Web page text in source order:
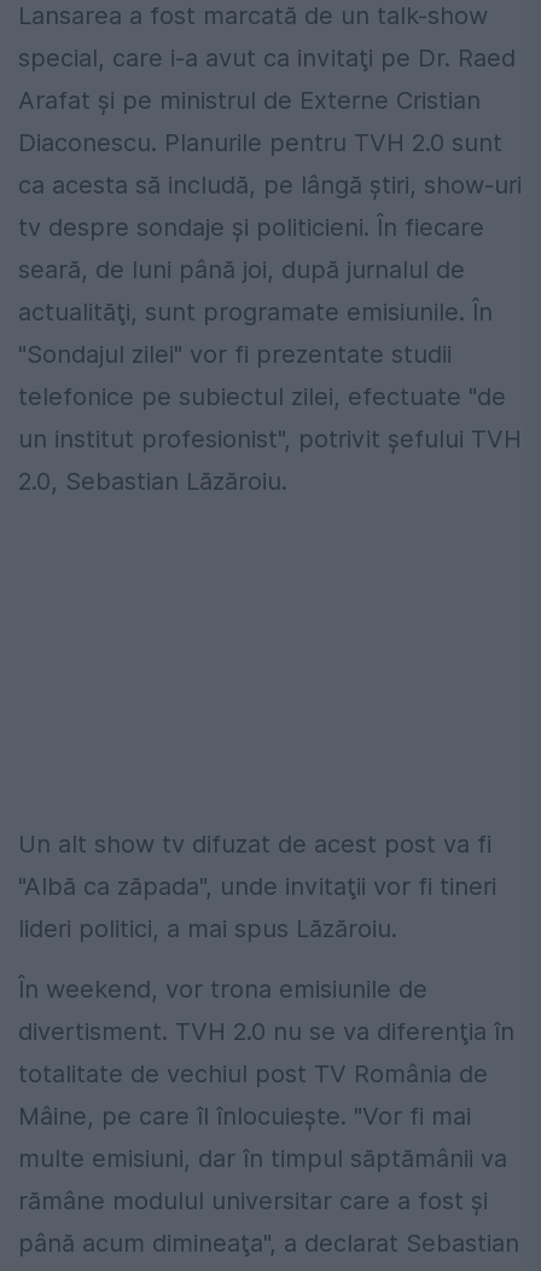
Lansarea a fost marcată de un talk-show
special, care i-a avut ca invitaţi pe Dr. Raed
Arafat şi pe ministrul de Externe Cristian
Diaconescu. Planurile pentru TVH 2.0 sunt
ca acesta să includă, pe lângă ştiri, show-uri
tv despre sondaje şi politicieni. În fiecare
seară, de luni până joi, după jurnalul de
actualităţi, sunt programate emisiunile. În
"Sondajul zilei" vor fi prezentate studii
telefonice pe subiectul zilei, efectuate "de
un institut profesionist", potrivit şefului TVH
2.0, Sebastian Lăzăroiu.
Un alt show tv difuzat de acest post va fi
"Albă ca zăpada", unde invitaţii vor fi tineri
lideri politici, a mai spus Lăzăroiu.
În week­end, vor trona emisiunile de
divertisment. TVH 2.0 nu se va diferenţia în
totalitate de vechiul post TV România de
Mâine, pe care îl înlocuieşte. "Vor fi mai
multe emisiuni, dar în timpul săptămânii va
rămâne modulul universitar care a fost şi
până acum dimineaţa", a declarat Sebastian